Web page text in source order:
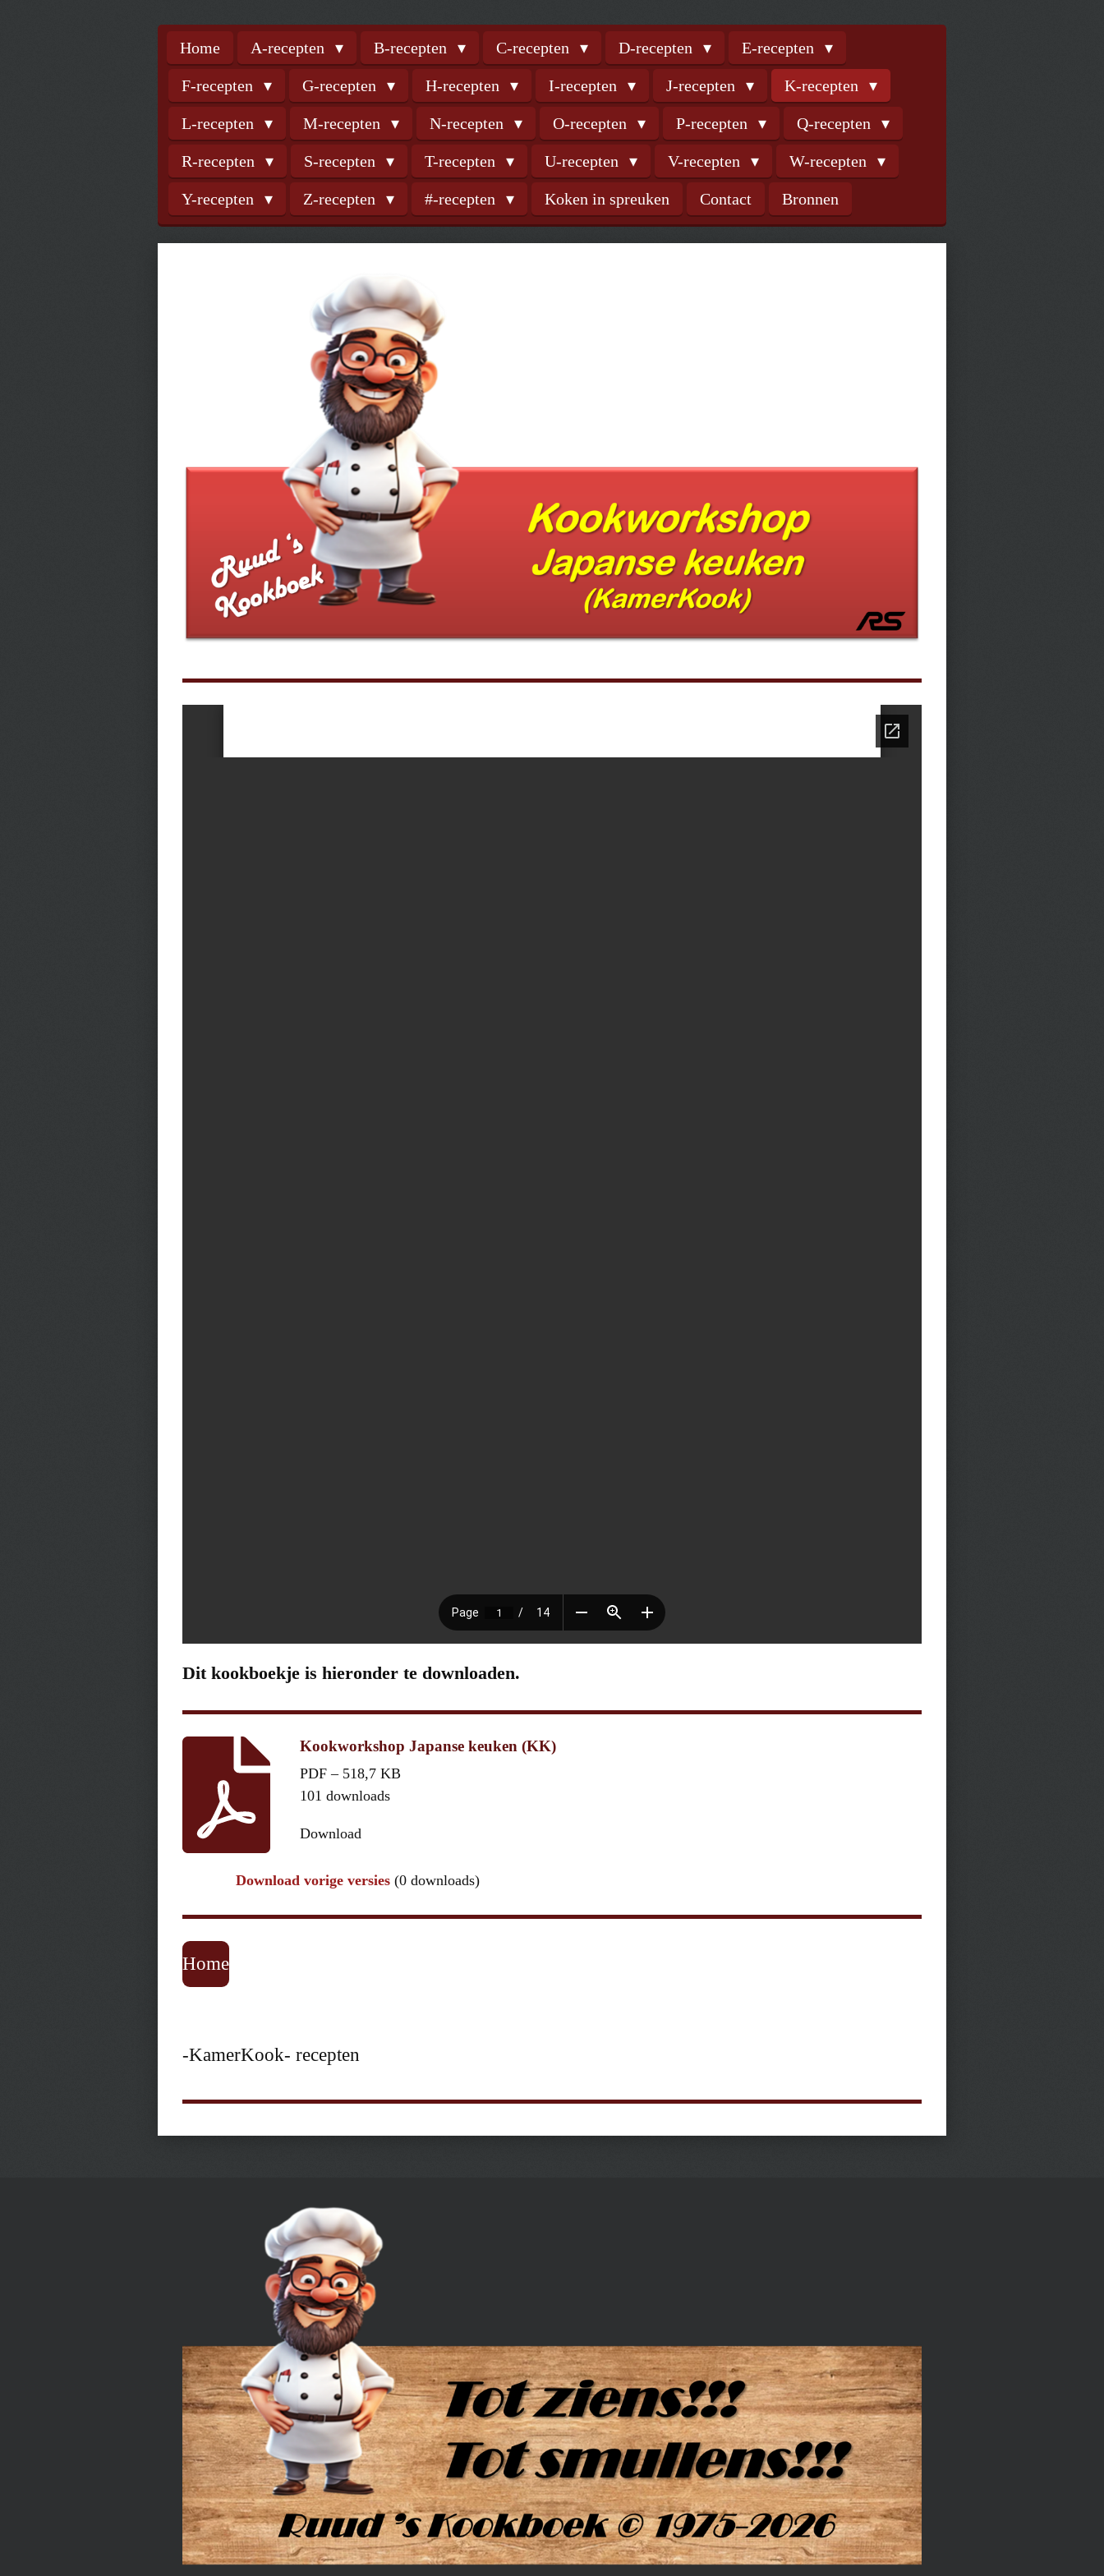
Home A-recepten B-recepten C-recepten D-recepten E-recepten
F-recepten G-recepten H-recepten I-recepten J-recepten K-recepten
L-recepten M-recepten N-recepten O-recepten P-recepten Q-recepten
R-recepten S-recepten T-recepten U-recepten V-recepten W-recepten
Y-recepten Z-recepten #-recepten Koken in spreuken Contact Bronnen
Dit kookboekje is hieronder te downloaden.
Kookworkshop Japanse keuken (KK)
PDF – 518,7 KB
101 downloads
Download
Download vorige versies (0 downloads)
Home
-KamerKook- recepten